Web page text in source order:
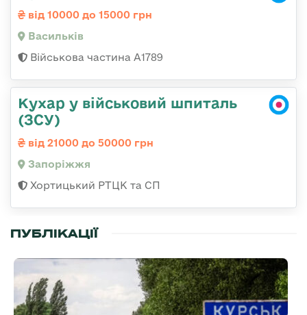
від 10000 до 15000 грн
Васильків
Військова частина А1789
Кухар у військовий шпиталь
(ЗСУ)
від 21000 до 50000 грн
Запоріжжя
Хортицький РТЦК та СП
ПУБЛІКАЦІЇ